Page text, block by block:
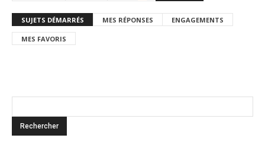
SUJETS DÉMARRÉS MES RÉPONSES ENGAGEMENTS
MES FAVORIS